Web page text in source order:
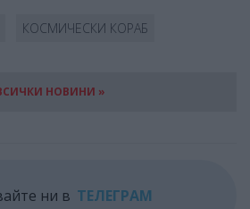
КОСМИЧЕСКИ КОРАБ
НОВИНИ »
ни в ТЕЛЕГРАМ